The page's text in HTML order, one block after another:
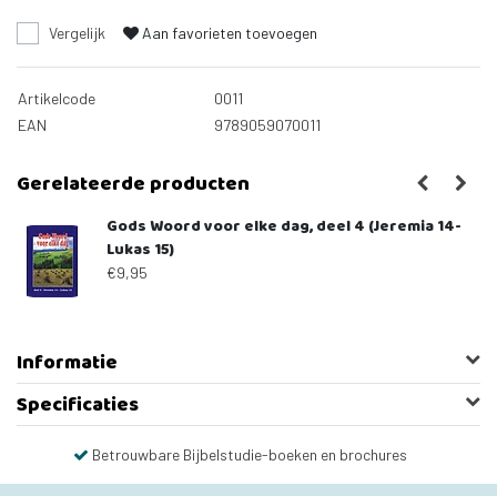
Vergelijk Aan favorieten toevoegen
Artikelcode
0011
EAN
9789059070011
Gerelateerde producten
Gods Woord voor elke dag, deel 4 (Jeremia 14-
Lukas 15)
€9,95
Informatie
Specificaties
Betrouwbare Bijbelstudie-boeken en brochures